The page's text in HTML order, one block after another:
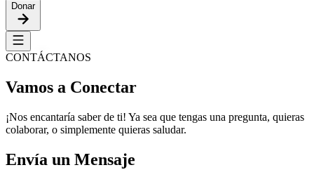
Donar
CONTÁCTANOS
Vamos a Conectar
¡Nos encantaría saber de ti! Ya sea que tengas una pregunta, quieras
colaborar, o simplemente quieras saludar.
Envía un Mensaje